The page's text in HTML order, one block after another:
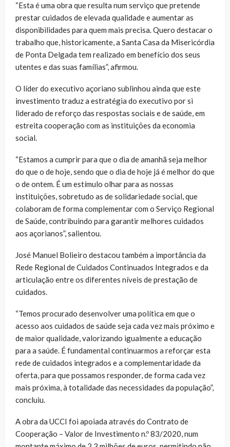
“Esta é uma obra que resulta num serviço que pretende
prestar cuidados de elevada qualidade e aumentar as
disponibilidades para quem mais precisa. Quero destacar o
trabalho que, historicamente, a Santa Casa da Misericórdia
de Ponta Delgada tem realizado em benefício dos seus
utentes e das suas famílias”, afirmou.
O líder do executivo açoriano sublinhou ainda que este
investimento traduz a estratégia do executivo por si
liderado de reforço das respostas sociais e de saúde, em
estreita cooperação com as instituições da economia
social.
“Estamos a cumprir para que o dia de amanhã seja melhor
do que o de hoje, sendo que o dia de hoje já é melhor do que
o de ontem. É um estímulo olhar para as nossas
instituições, sobretudo as de solidariedade social, que
colaboram de forma complementar com o Serviço Regional
de Saúde, contribuindo para garantir melhores cuidados
aos açorianos”, salientou.
José Manuel Bolieiro destacou também a importância da
Rede Regional de Cuidados Continuados Integrados e da
articulação entre os diferentes níveis de prestação de
cuidados.
“Temos procurado desenvolver uma política em que o
acesso aos cuidados de saúde seja cada vez mais próximo e
de maior qualidade, valorizando igualmente a educação
para a saúde. É fundamental continuarmos a reforçar esta
rede de cuidados integrados e a complementaridade da
oferta, para que possamos responder, de forma cada vez
mais próxima, à totalidade das necessidades da população”,
concluiu.
A obra da UCCI foi apoiada através do Contrato de
Cooperação – Valor de Investimento n.º 83/2020, num